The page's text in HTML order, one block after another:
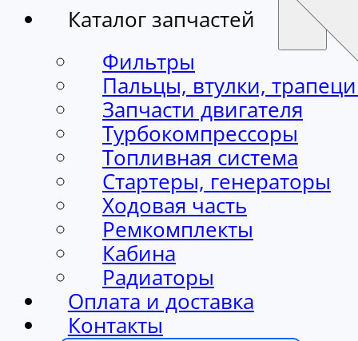
Каталог запчастей
Фильтры
Пальцы, втулки,
Запчасти двигателя
Турбокомпрессоры
Топливная система
Стартеры, генераторы
Ходовая часть
Ремкомплекты
Кабина
Радиаторы
Оплата и доставка
Контакты